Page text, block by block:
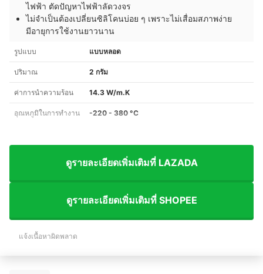
ไฟฟ้า ตัดปัญหาไฟฟ้าลัดวงจร
ไม่จำเป็นต้องเปลี่ยนซิลิโคนบ่อย ๆ เพราะไม่เสื่อมสภาพง่าย
มีอายุการใช้งานยาวนาน
รูปแบบ แบบหลอด
ปริมาณ 2 กรัม
ค่าการนำความร้อน 14.3 W/m.K
อุณหภูมิในการทำงาน -220 - 380 °C
ดูรายละเอียดเพิ่มเติมที่ LAZADA
ดูรายละเอียดเพิ่มเติมที่ SHOPEE
แจ้งเนื้อหาผิดพลาด